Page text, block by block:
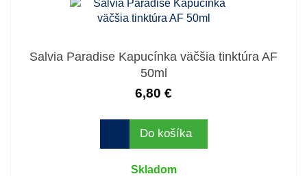
Salvia Paradise Kapucínka väčšia tinktúra AF
50ml
6,80 €
Do košíka
Skladom